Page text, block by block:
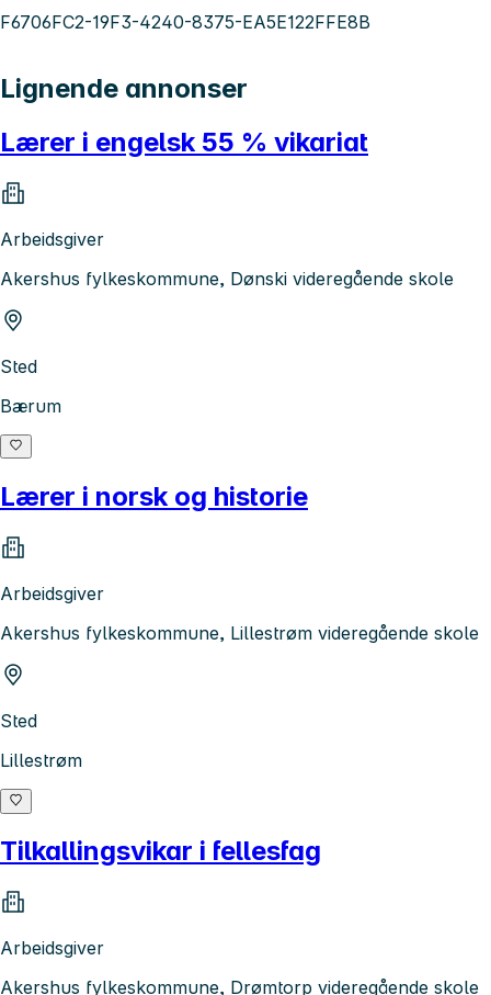
F6706FC2-19F3-4240-8375-EA5E122FFE8B
Lignende annonser
Lærer i engelsk 55 % vikariat
Arbeidsgiver
Akershus fylkeskommune, Dønski videregående skole
Sted
Bærum
Lærer i norsk og historie
Arbeidsgiver
Akershus fylkeskommune, Lillestrøm videregående skole
Sted
Lillestrøm
Tilkallingsvikar i fellesfag
Arbeidsgiver
Akershus fylkeskommune, Drømtorp videregående skole